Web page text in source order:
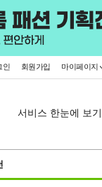
인 회원가입 마이페이지
서비스 한눈에 보기